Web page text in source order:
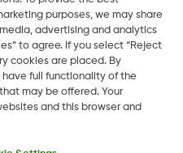
purposes, we may share
advertising and analytics
to agree. If you select “Reject
cookies are placed. By
full functionality of the
may be offered. Your
and this browser and